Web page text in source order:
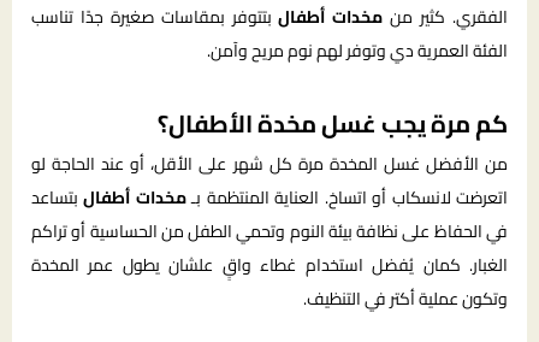
الفقري. كثير من مخدات أطفالبتتوفر بمقاسات صغيرة جدًا تناسب
الفئة العمرية دي وتوفر لهم نوم مريح وآمن.
كم مرة يجب غسل مخدة الأطفال؟
من الأفضل غسل المخدة مرة كل شهر على الأقل، أو عند الحاجة لو
اتعرضت لانسكاب أو اتساخ. العناية المنتظمة بـمخدات أطفالبتساعد
في الحفاظ على نظافة بيئة النوم وتحمي الطفل من الحساسية أو تراكم
الغبار. كمان يُفضل استخدام غطاء واقٍ علشان يطول عمر المخدة
وتكون عملية أكتر في التنظيف.